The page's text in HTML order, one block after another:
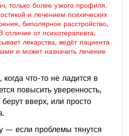
только более узкого профиля.
и лечением психических
биполярное расстройство,
от психотерапевта,
лекарства, ведёт пациента
и может назначить лечение
когда что-то не ладится в
повысить уверенность,
вверх, или просто
— если проблемы тянутся